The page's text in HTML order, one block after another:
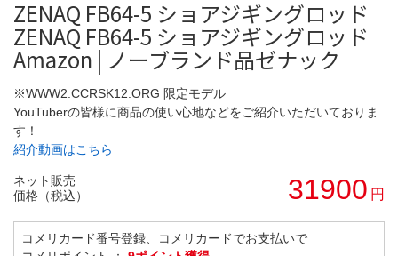
ZENAQ FB64-5 ショアジギングロッド
ZENAQ FB64-5 ショアジギングロッド
Amazon | ノーブランド品ゼナック
※WWW2.CCRSK12.ORG 限定モデル
YouTuberの皆様に商品の使い心地などをご紹介いただいておりま
す！
紹介動画はこちら
ネット販売
価格（税込）
31900 円
コメリカード番号登録、コメリカードでお支払いで